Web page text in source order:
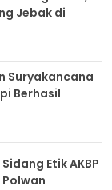
Jebak di
Suryakancana
Berhasil
Etik AKBP